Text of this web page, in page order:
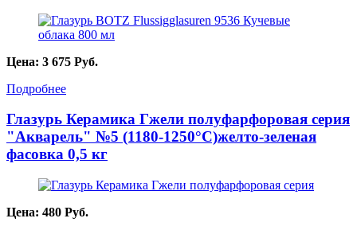
Цена: 3 675 Руб.
Подробнее
Глазурь Керамика Гжели полуфарфоровая серия
"Акварель" №5 (1180-1250°С)желто-зеленая
фасовка 0,5 кг
Цена: 480 Руб.